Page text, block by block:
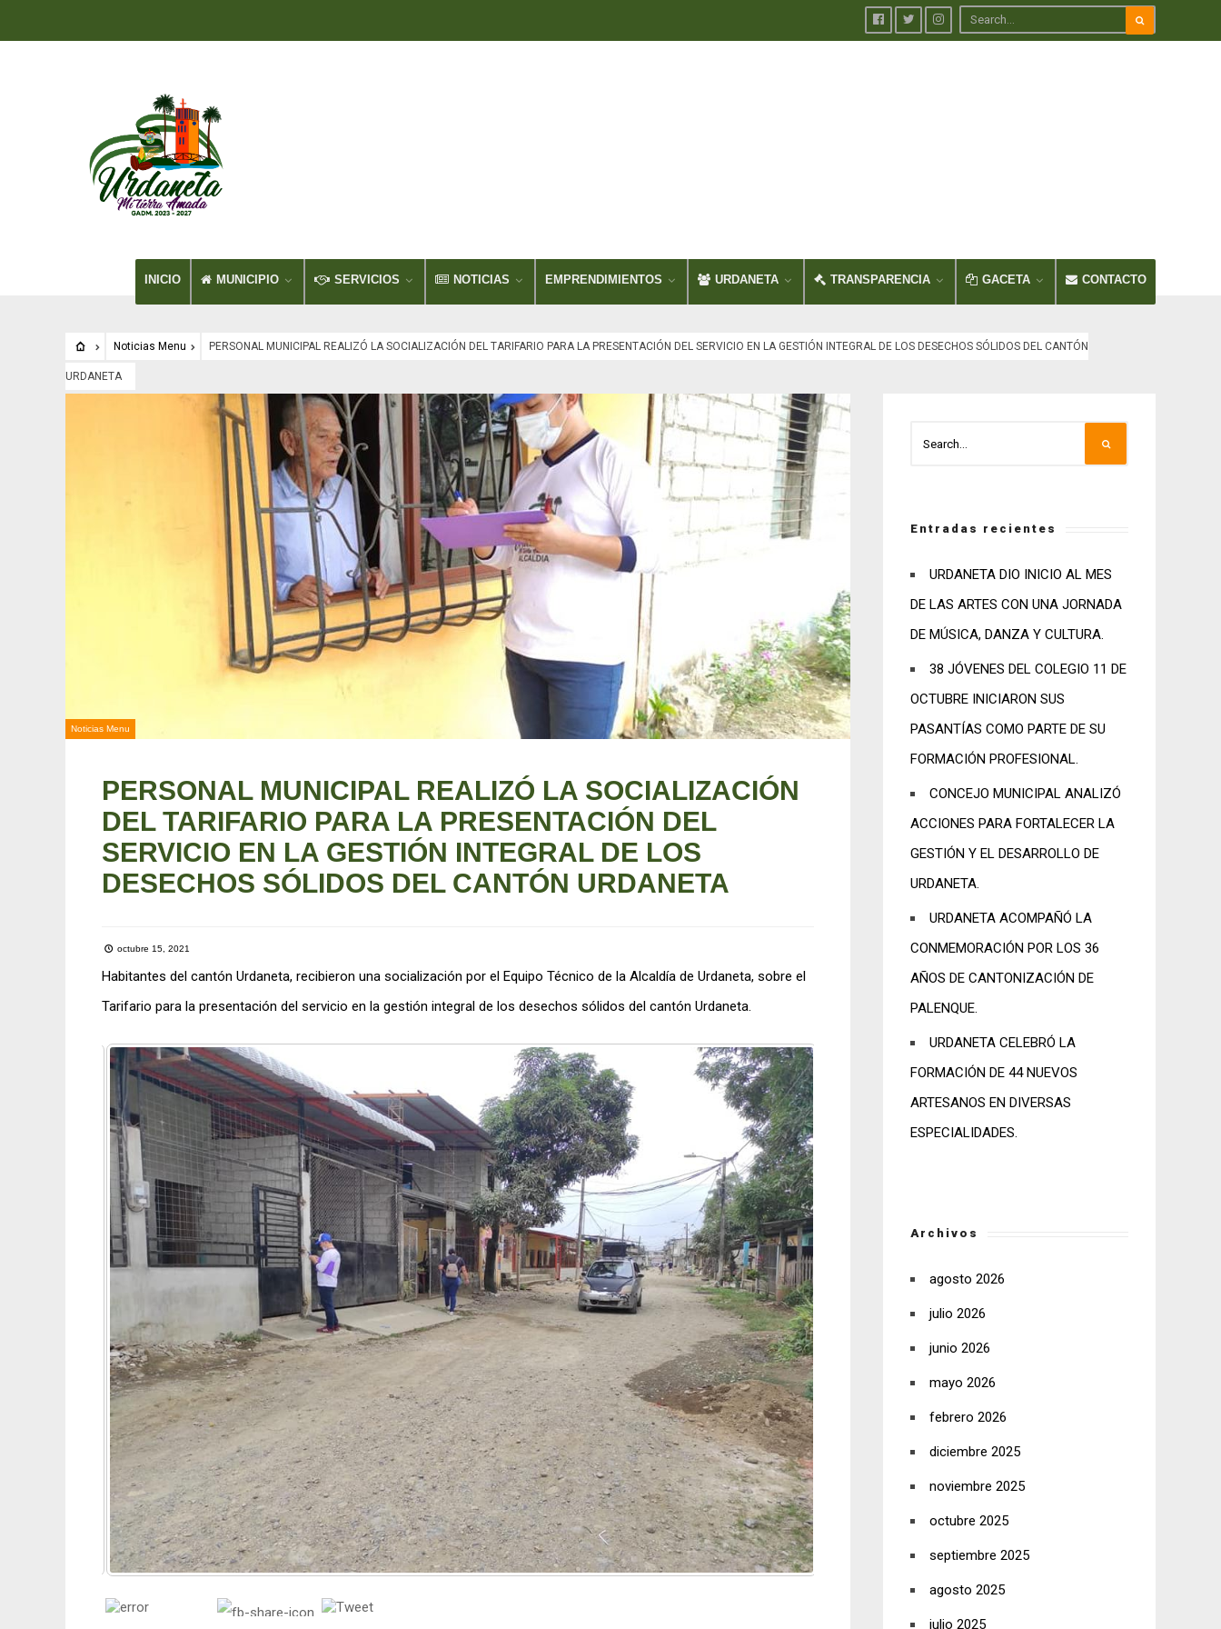
INICIO MUNICIPIO SERVICIOS NOTICIAS EMPRENDIMIENTOS URDANETA TRANSPARENCIA GACETA CONTACTO
Noticias Menu PERSONAL MUNICIPAL REALIZÓ LA SOCIALIZACIÓN DEL TARIFARIO PARA LA PRESENTACIÓN DEL SERVICIO EN LA GESTIÓN INTEGRAL DE LOS DESECHOS SÓLIDOS DEL CANTÓN
URDANETA
Noticias Menu
PERSONAL MUNICIPAL REALIZÓ LA SOCIALIZACIÓN
DEL TARIFARIO PARA LA PRESENTACIÓN DEL
SERVICIO EN LA GESTIÓN INTEGRAL DE LOS
DESECHOS SÓLIDOS DEL CANTÓN URDANETA
octubre 15, 2021
Habitantes del cantón Urdaneta, recibieron una socialización por el Equipo Técnico de la Alcaldía de Urdaneta, sobre el
Tarifario para la presentación del servicio en la gestión integral de los desechos sólidos del cantón Urdaneta.
Entradas recientes
URDANETA DIO INICIO AL MES
DE LAS ARTES CON UNA JORNADA
DE MÚSICA, DANZA Y CULTURA.
38 JÓVENES DEL COLEGIO 11 DE
OCTUBRE INICIARON SUS
PASANTÍAS COMO PARTE DE SU
FORMACIÓN PROFESIONAL.
CONCEJO MUNICIPAL ANALIZÓ
ACCIONES PARA FORTALECER LA
GESTIÓN Y EL DESARROLLO DE
URDANETA.
URDANETA ACOMPAÑÓ LA
CONMEMORACIÓN POR LOS 36
AÑOS DE CANTONIZACIÓN DE
PALENQUE.
URDANETA CELEBRÓ LA
FORMACIÓN DE 44 NUEVOS
ARTESANOS EN DIVERSAS
ESPECIALIDADES.
Archivos
agosto 2026
julio 2026
junio 2026
mayo 2026
febrero 2026
diciembre 2025
noviembre 2025
octubre 2025
septiembre 2025
agosto 2025
julio 2025